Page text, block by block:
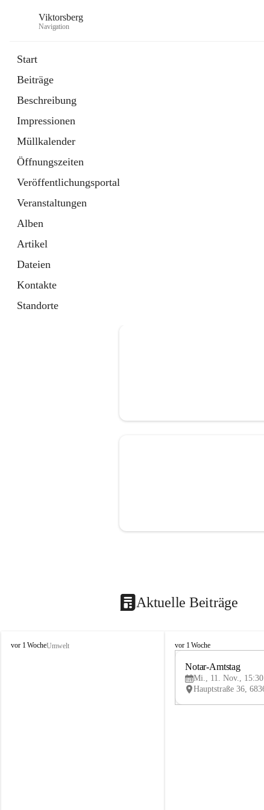
Viktorsberg
Navigation
Start
Beiträge
Beschreibung
Impressionen
Müllkalender
Öffnungszeiten
Veröffentlichungsportal
Veranstaltungen
Alben
Artikel
Dateien
Kontakte
Standorte
Aktuelle Beiträge
V
vor 1 WocheUmwelt
V
vor 1 Woche
Notar-Amtstag
Mi., 11. Nov., 15:30